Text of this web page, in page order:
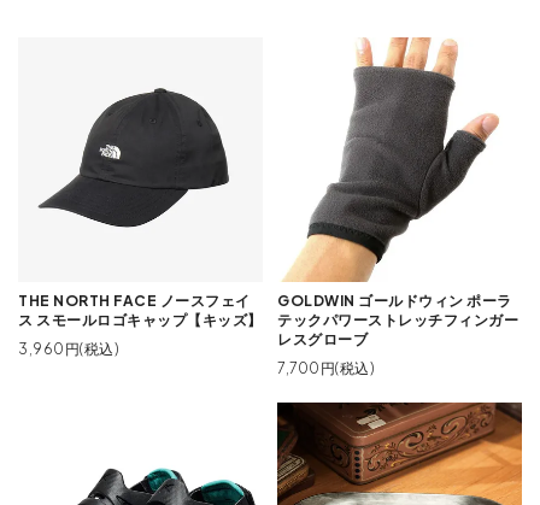
THE NORTH FACE ノースフェイ
ス スモールロゴキャップ【キッズ】
3,960円(税込)
GOLDWIN ゴールドウィン ポーラ
テックパワーストレッチフィンガー
レスグローブ
7,700円(税込)